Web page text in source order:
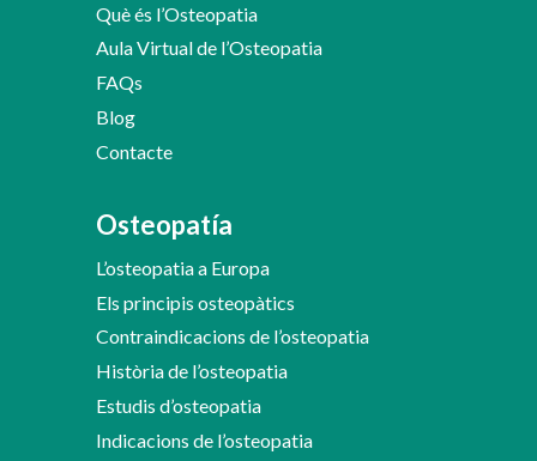
Què és l’Osteopatia
Aula Virtual de l’Osteopatia
FAQs
Blog
Contacte
Osteopatía
L’osteopatia a Europa
Els principis osteopàtics
Contraindicacions de l’osteopatia
Història de l’osteopatia
Estudis d’osteopatia
Indicacions de l’osteopatia